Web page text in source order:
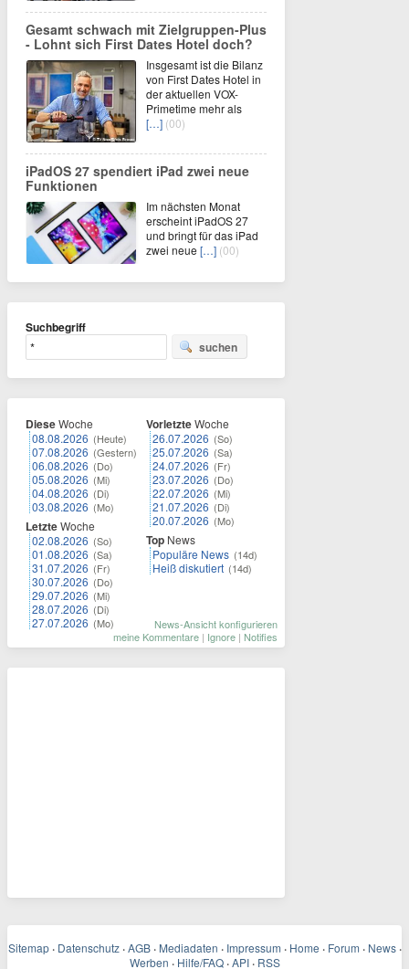
Gesamt schwach mit Zielgruppen-Plus
- Lohnt sich First Dates Hotel doch?
Insgesamt ist die Bilanz
von First Dates Hotel in
der aktuellen VOX-
Primetime mehr als
[…] (00)
iPadOS 27 spendiert iPad zwei neue
Funktionen
Im nächsten Monat
erscheint iPadOS 27
und bringt für das iPad
zwei neue […] (00)
Suchbegriff
suchen
DieseWoche
08.08.2026 (Heute)
07.08.2026 (Gestern)
06.08.2026 (Do)
05.08.2026 (Mi)
04.08.2026 (Di)
03.08.2026 (Mo)
LetzteWoche
02.08.2026 (So)
01.08.2026 (Sa)
31.07.2026 (Fr)
30.07.2026 (Do)
29.07.2026 (Mi)
28.07.2026 (Di)
27.07.2026 (Mo)
VorletzteWoche
26.07.2026 (So)
25.07.2026 (Sa)
24.07.2026 (Fr)
23.07.2026 (Do)
22.07.2026 (Mi)
21.07.2026 (Di)
20.07.2026 (Mo)
Top News
Populäre News (14d)
Heiß diskutiert (14d)
News-Ansicht konfigurieren
meine Kommentare | Ignore | Notifies
Sitemap · Datenschutz · AGB · Mediadaten · Impressum · Home · Forum · News ·
Werben · Hilfe/FAQ · API · RSS